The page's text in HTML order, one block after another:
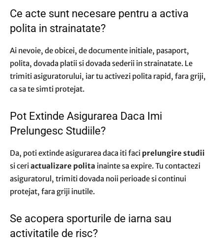
Ce acte sunt necesare pentru a activa
polita in strainatate?
Ai nevoie, de obicei, de documente initiale, pasaport,
polita, dovada platii si dovada sederii in strainatate. Le
trimiti asiguratorului, iar tu activezi polita rapid, fara griji,
ca sa te simti protejat.
Pot Extinde Asigurarea Daca Imi
Prelungesc Studiile?
Da, poti extinde asigurarea daca iti faci prelungire studii
si ceriactualizare polita inainte sa expire. Tu contactezi
asiguratorul, trimiti dovada noii perioade si continui
protejat, fara griji inutile.
Se acopera sporturile de iarna sau
activitatile de risc?